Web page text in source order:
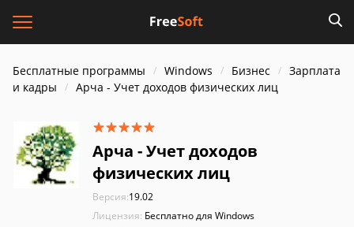
Бесплатные программы Windows Бизнес
Зарплата
и кадры
Арча - Учет доходов физических лиц
Арча - Учет доходов
физических лиц
Версия:19.02
Лицензия: Бесплатно для Windows